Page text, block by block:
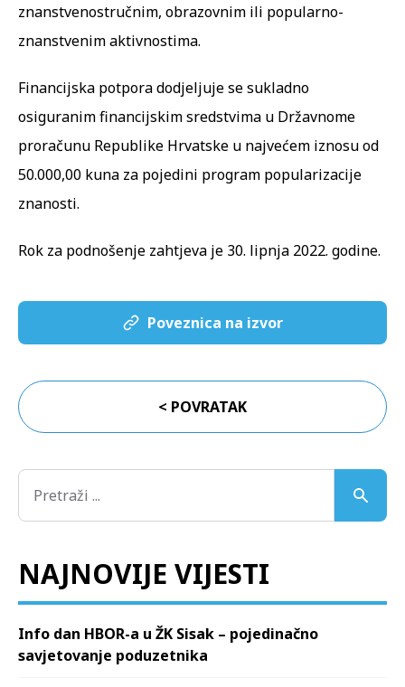
znanstvenostručnim, obrazovnim ili popularno-
znanstvenim aktivnostima.
Financijska potpora dodjeljuje se sukladno
osiguranim financijskim sredstvima u Državnome
proračunu Republike Hrvatske u najvećem iznosu od
50.000,00 kuna za pojedini program popularizacije
znanosti.
Rok za podnošenje zahtjeva je 30. lipnja 2022. godine.
Poveznica na izvor
< POVRATAK
NAJNOVIJE VIJESTI
Info dan HBOR-a u ŽK Sisak – pojedinačno
savjetovanje poduzetnika